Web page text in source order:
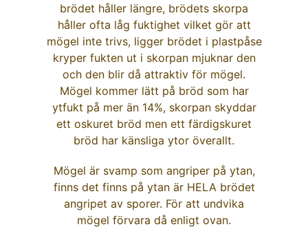
brödet håller längre, brödets skorpa
håller ofta låg fuktighet vilket gör att
mögel inte trivs, ligger brödet i plastpåse
kryper fukten ut i skorpan mjuknar den
och den blir då attraktiv för mögel.
Mögel kommer lätt på bröd som har
ytfukt på mer än 14%, skorpan skyddar
ett oskuret bröd men ett färdigskuret
bröd har känsliga ytor överallt.
Mögel är svamp som angriper på ytan,
finns det finns på ytan är HELA brödet
angripet av sporer. För att undvika
mögel förvara då enligt ovan.